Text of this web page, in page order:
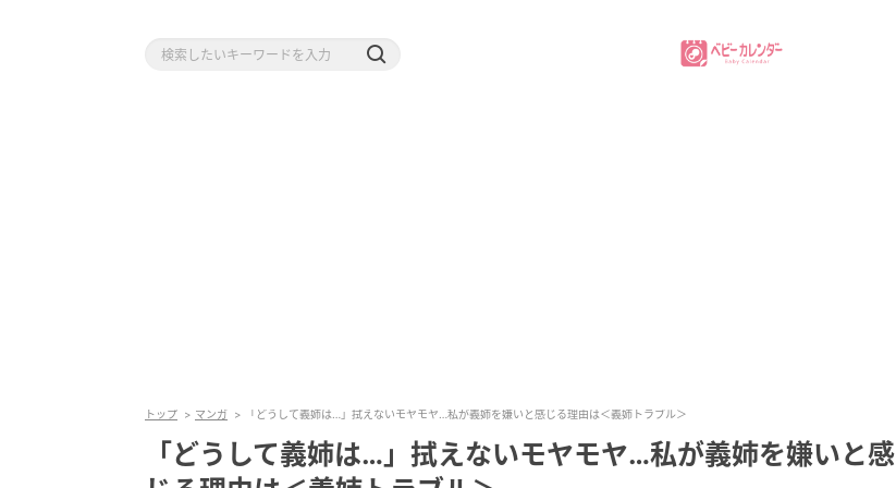
トップ マンガ 「どうして義姉は…」拭えないモヤモヤ…私が義姉を嫌いと感じる理由は＜義姉トラブル＞
「どうして義姉は…」拭えないモヤモヤ…私が義姉を嫌いと感